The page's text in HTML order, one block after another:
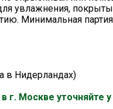
увлажнения,
Минимальная
в Нидерландах)
г. Москве уточняйте у